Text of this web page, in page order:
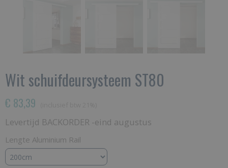
Wit schuifdeursysteem ST80
€ 83,39
Levertijd BACKORDER -eind augustus
Lengte Aluminium Rail